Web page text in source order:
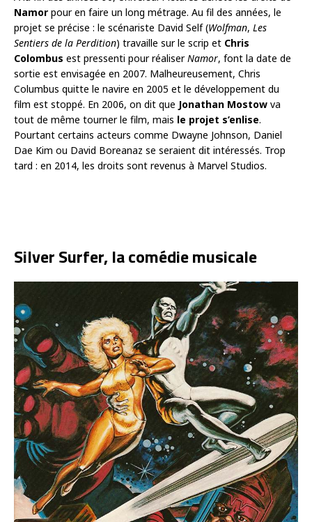
Namor pour en faire un long métrage. Au fil des années, le
projet se précise : le scénariste David Self (Wolfman, Les
Sentiers de la Perdition) travaille sur le scrip et Chris
Colombus est pressenti pour réaliserNamor, font la date de
sortie est envisagée en 2007. Malheureusement, Chris
Columbus quitte le navire en 2005 et le développement du
film est stoppé. En 2006, on dit que Jonathan Mostow va
tout de même tourner le film, mais le projet s’enlise.
Pourtant certains acteurs comme Dwayne Johnson, Daniel
Dae Kim ou David Boreanaz se seraient dit intéressés. Trop
tard : en 2014, les droits sont revenus à Marvel Studios.
Silver Surfer, la comédie musicale